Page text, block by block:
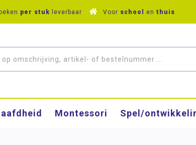
per stuk leverbaar Voor school en thuis
Montessori Spel/